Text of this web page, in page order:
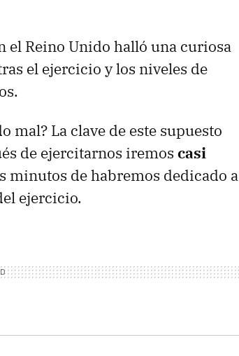
el Reino Unido halló una curiosa
el ejercicio y los niveles de
mal? La clave de este supuesto
de ejercitarnos iremos casi
minutos de habremos dedicado a
ejercicio.